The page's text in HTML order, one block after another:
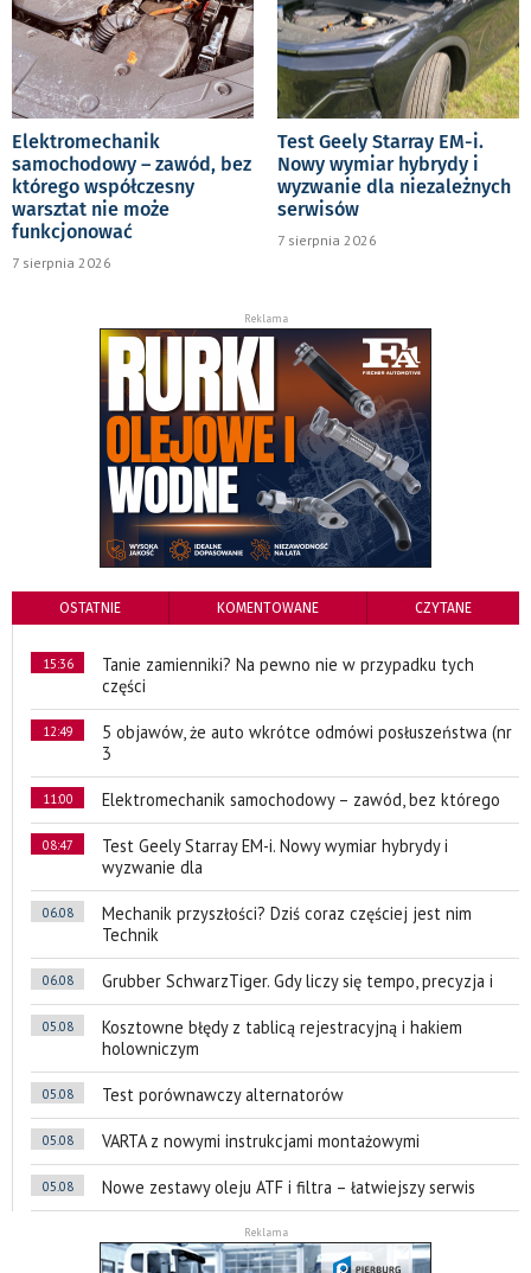
Elektromechanik
samochodowy – zawód, bez
którego współczesny
warsztat nie może
funkcjonować
7 sierpnia 2026
Test Geely Starray EM-i.
Nowy wymiar hybrydy i
wyzwanie dla niezależnych
serwisów
7 sierpnia 2026
Reklama
OSTATNIE KOMENTOWANE CZYTANE
15:36
Tanie zamienniki? Na pewno nie w przypadku tych
części
12:49
5 objawów, że auto wkrótce odmówi posłuszeństwa (nr
3
11:00 Elektromechanik samochodowy – zawód, bez którego
08:47
Test Geely Starray EM-i. Nowy wymiar hybrydy i
wyzwanie dla
06.08
Mechanik przyszłości? Dziś coraz częściej jest nim
Technik
06.08 Grubber SchwarzTiger. Gdy liczy się tempo, precyzja i
05.08
Kosztowne błędy z tablicą rejestracyjną i hakiem
holowniczym
05.08 Test porównawczy alternatorów
05.08 VARTA z nowymi instrukcjami montażowymi
05.08 Nowe zestawy oleju ATF i filtra – łatwiejszy serwis
Reklama